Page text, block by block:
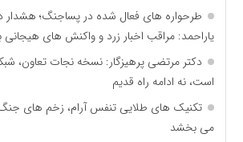
طرحواره های فعال شده در پساجنگ؛ هشدار
یاراحمد: مراقب اخبار زرد و واکنش های هیجانی
دکتر مرتضی پرهیزگار: نسخه نجات تعاون،
است، نه ادامه راه قدیم
تکنیک های طلایی تنفس آرام، زخم های جنگ
می بخشد